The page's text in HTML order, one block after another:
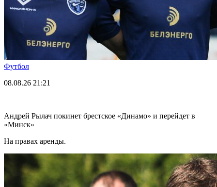
Футбол
08.08.26 21:21
Андрей Рылач покинет брестское «Динамо» и перейдет в
«Минск»
На правах аренды.